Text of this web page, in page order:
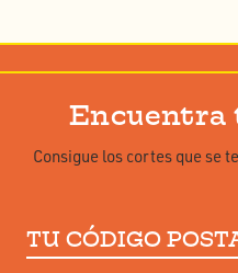
Encuentra
Consigue los cortes que se
Tu
código